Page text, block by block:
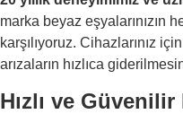
marka beyaz eşyalarınızın
karşılıyoruz. Cihazlarınız
arızaların hızlıca
Hızlı ve